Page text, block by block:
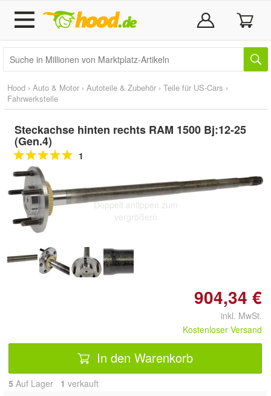
Hood › Auto & Motor › Autoteile & Zubehör › Teile für US-Cars ›
Fahrwerksteile
Steckachse hinten rechts RAM 1500 Bj:12-25
(Gen.4)
1
Doppelt antippen zum
vergrößern
904,34 €
inkl. MwSt.
Kostenloser Versand
In den Warenkorb
5 Auf Lager 1 verkauft